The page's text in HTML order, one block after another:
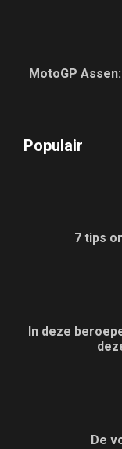
MotoGP
Populair
7 tips
In deze
De